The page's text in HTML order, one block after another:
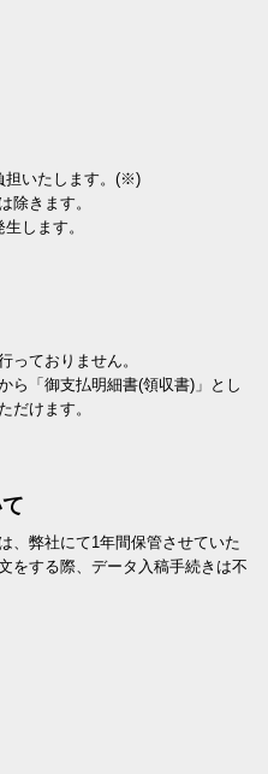
担いたします。(※)
除きます。
します。
っておりません。
ら「御支払明細書(領収書)」とし
だけます。
、弊社にて1年間保管させていた
をする際、データ入稿手続きは不